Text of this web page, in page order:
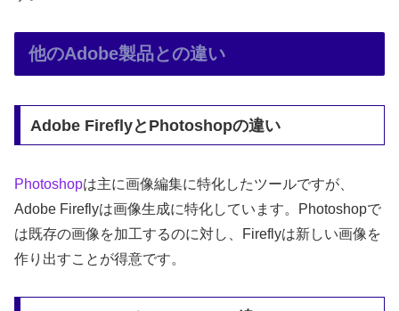
他のAdobe製品との違い
Adobe FireflyとPhotoshopの違い
Photoshopは主に画像編集に特化したツールですが、
Adobe Fireflyは画像生成に特化しています。Photoshopで
は既存の画像を加工するのに対し、Fireflyは新しい画像を
作り出すことが得意です。